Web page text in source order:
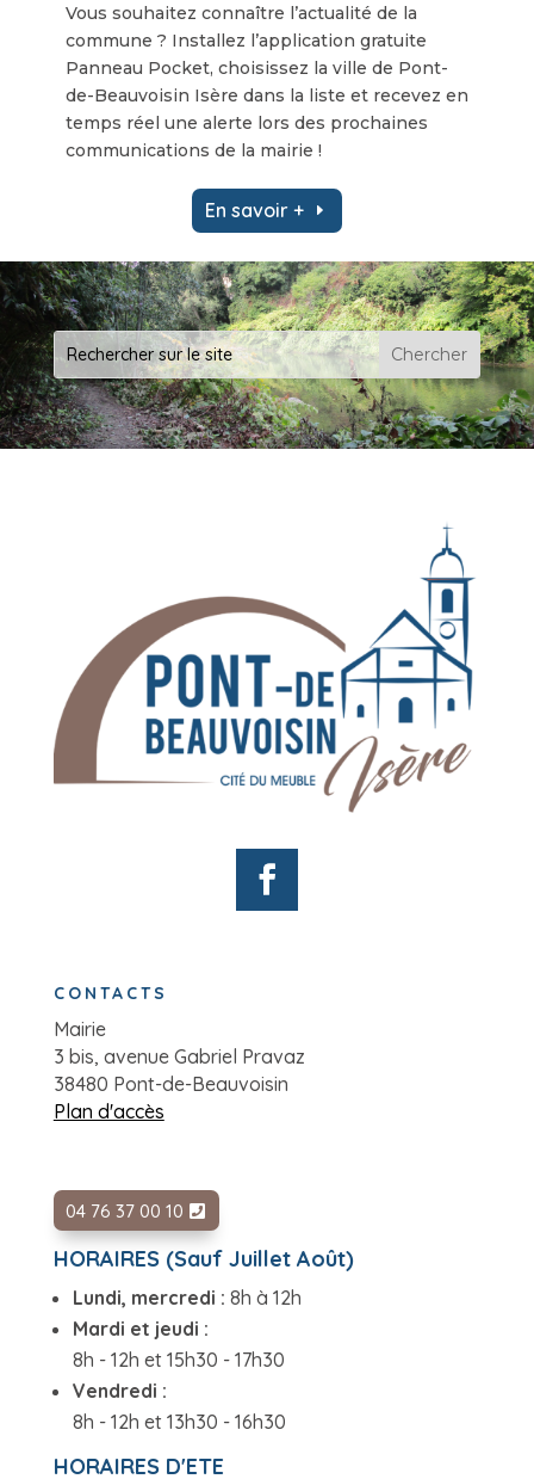
Vous souhaitez connaître l’actualité de la
commune ? Installez l’application gratuite
Panneau Pocket, choisissez la ville de Pont-
de-Beauvoisin Isère dans la liste et recevez en
temps réel une alerte lors des prochaines
communications de la mairie !
En savoir +
CONTACTS
Mairie
3 bis, avenue Gabriel Pravaz
38480 Pont-de-Beauvoisin
Plan d'accès
04 76 37 00 10
HORAIRES (Sauf Juillet Août)
Lundi, mercredi : 8h à 12h
Mardi et jeudi :
8h - 12h et 15h30 - 17h30
Vendredi :
8h - 12h et 13h30 - 16h30
HORAIRES D'ETE